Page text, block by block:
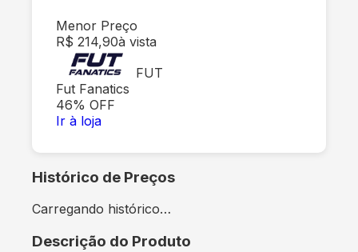
Menor Preço
R$ 214,90à vista
FUT
Fut Fanatics
46% OFF
Ir à loja
Histórico de Preços
Carregando histórico…
Descrição do Produto